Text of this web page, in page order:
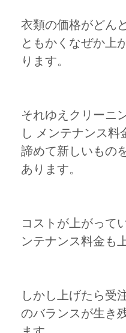
衣類の価格がどん
ともかくなぜか上
ります。
それゆえクリーニ
し メンテナンス料
諦めて新しいもの
あります。
コストが上がって
ンテナンス料金も
しかし上げたら受
のバランスが生き